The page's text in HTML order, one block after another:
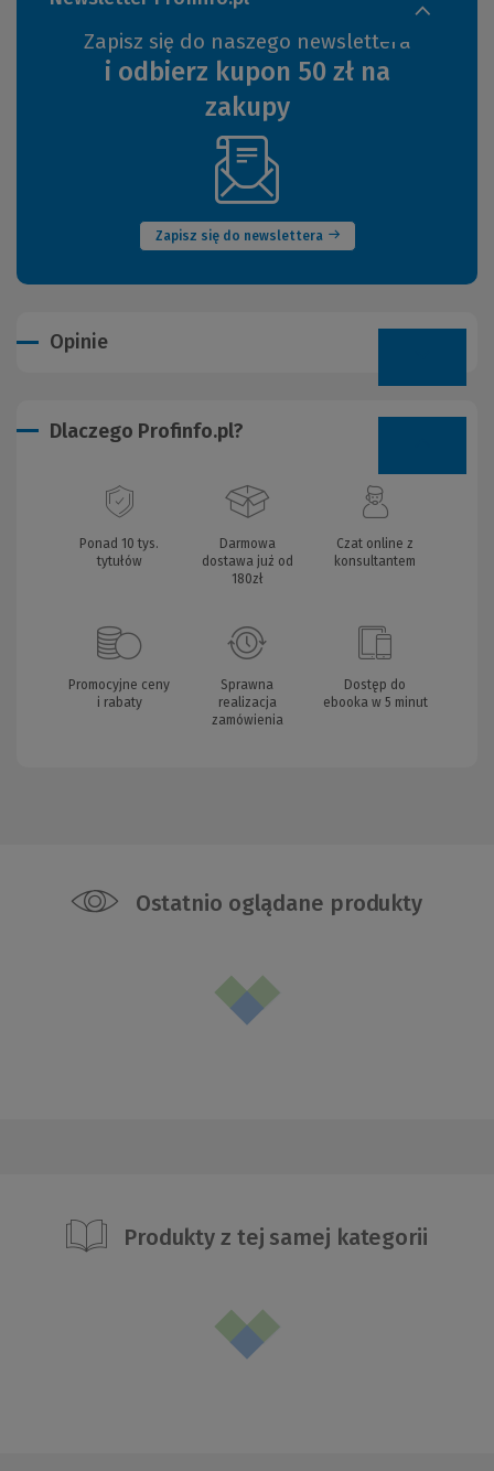
Zapisz się do naszego newslettera
i odbierz kupon 50 zł na
zakupy
Zapisz się do newslettera
(Nowe
okno)
Opinie
Dlaczego Profinfo.pl?
Ponad 10 tys.
tytułów
Darmowa
dostawa już od
180zł
Czat online z
konsultantem
Promocyjne ceny
i rabaty
Sprawna
realizacja
zamówienia
Dostęp do
ebooka w 5 minut
Ostatnio oglądane produkty
Produkty z tej samej kategorii